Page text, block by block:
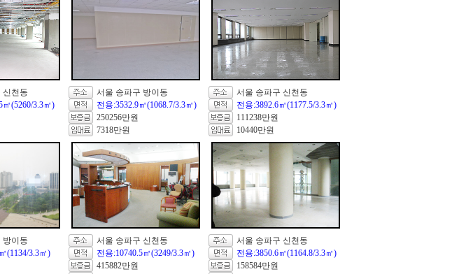
신천동
㎡(5260/3.3㎡)
서울 송파구 방이동
전용:3532.9㎡(1068.7/3.3㎡)
250256만원
7318만원
서울 송파구 신천동
전용:3892.6㎡(1177.5/3.3㎡)
111238만원
10440만원
방이동
(1134/3.3㎡)
서울 송파구 신천동
전용:10740.5㎡(3249/3.3㎡)
415882만원
서울 송파구 신천동
전용:3850.6㎡(1164.8/3.3㎡)
158584만원